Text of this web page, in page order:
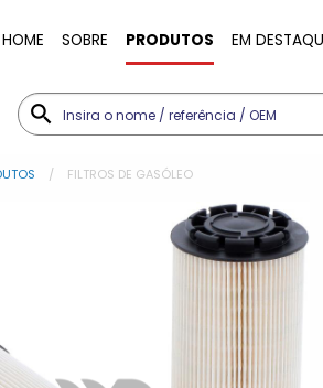
HOME SOBRE PRODUTOS EM
FILTROS DE GASÓLEO